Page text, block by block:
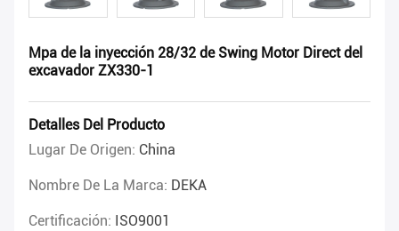
Mpa de la inyección 28/32 de Swing Motor Direct del
excavador ZX330-1
Detalles Del Producto
Lugar De Origen: China
Nombre De La Marca: DEKA
Certificación: ISO9001